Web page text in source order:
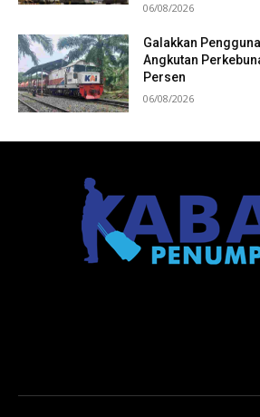
06/08/2026
Galakkan
Angkutan
Persen
06/08/2026